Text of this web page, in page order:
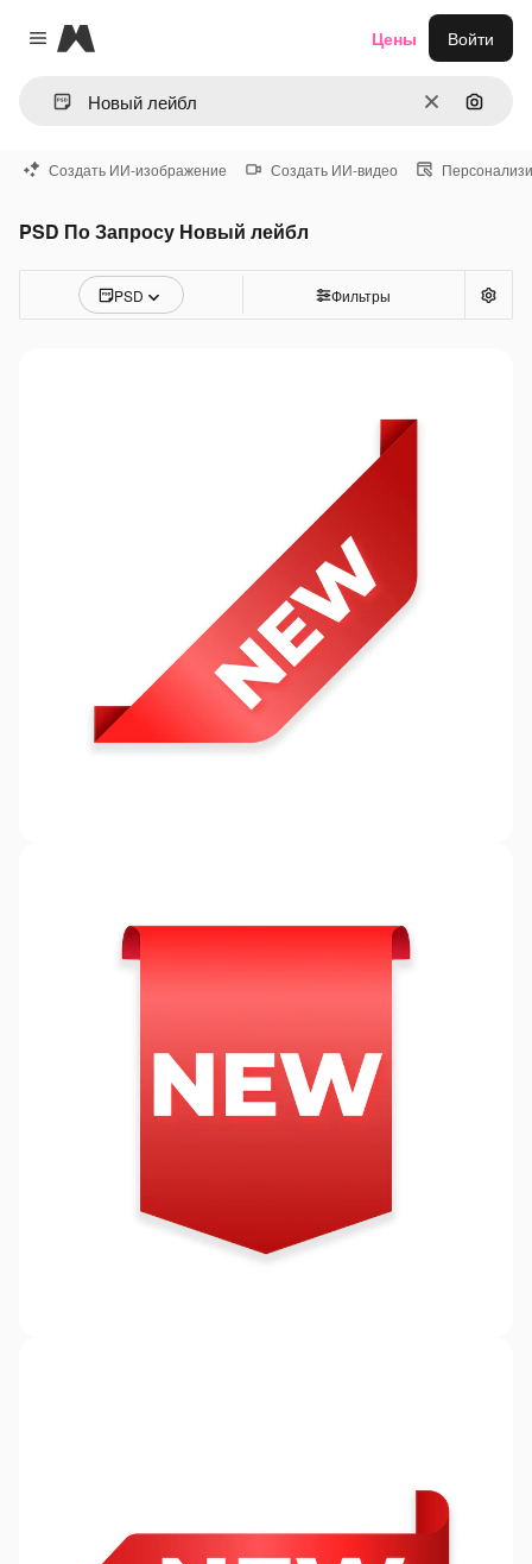
Close menu
Magnific
ОчиститьПоиск
Цены Войти
Создать ИИ-изображение Создать ИИ-видео
PSD По Запросу Новый лейбл
PSD Фильтры